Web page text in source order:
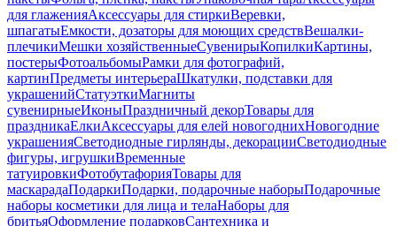
для глаженияАксессуары для стиркиВеревки,
шпагатыЕмкости, дозаторы для моющих средствВешалки-
плечикиМешки хозяйственныеСувенирыКопилкиКартины,
постерыФотоальбомыРамки для фотографий,
картинПредметы интерьераШкатулки, подставки для
украшенийСтатуэткиМагниты
сувенирныеИконыПраздничный декорТовары для
праздникаЕлкиАксессуары для елей новогоднихНовогодние
украшенияСветодиодные гирлянды, декорацииСветодиодные
фигуры, игрушкиВременные
татуировкиФотобутафорияТовары для
маскарадаПодаркиПодарки, подарочные наборыПодарочные
наборы косметики для лица и телаНаборы для
бритьяОформление подарковСантехника и